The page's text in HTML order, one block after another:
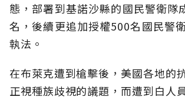
態，部署到基諾沙縣的國民警衛隊
名，後續更追加授權500名國民警
執法。
在布萊克遭到槍擊後，美國各地的
正視種族歧視的議題，而遭到白人